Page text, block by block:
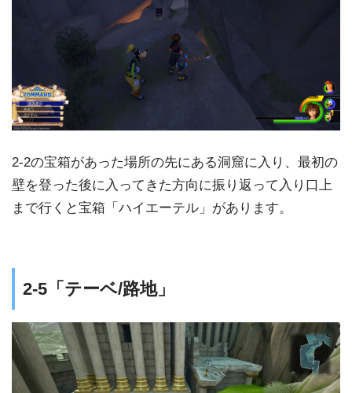
2-2の宝箱があった場所の先にある洞窟に入り、最初の
壁を登った後に入ってきた方向に振り返って入り口上
まで行くと宝箱「ハイエーテル」があります。
2-5「テーベ/路地」